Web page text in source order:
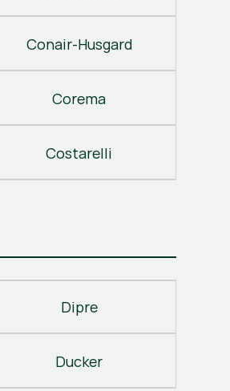
Conair-Husgard
Corema
Costarelli
Dipre
Ducker